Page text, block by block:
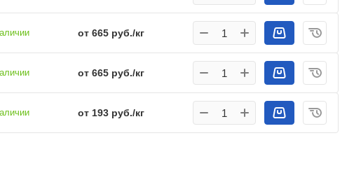
от 665 руб./кг
от 665 руб./кг
от 193 руб./кг